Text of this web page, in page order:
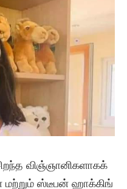
விஞ்ஞானிகளாகக்
ஸ்டீபன் ஹாக்கிங்